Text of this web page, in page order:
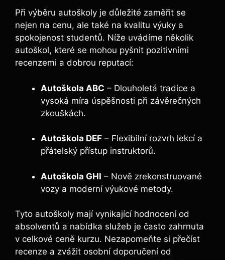
Při výběru autoškoly je důležité zaměřit se
nejen na cenu, ale také na kvalitu výuky a
spokojenost studentů. Níže uvádíme několik
autoškol, které se mohou pyšnit pozitivními
recenzemi a dobrou reputací:
Autoškola ABC – Dlouholetá tradice a
vysoká míra úspěšnosti při závěrečných
zkouškách.
Autoškola DEF – Flexibilní rozvrh lekcí a
přátelský přístup instruktorů.
Autoškola GHI – Nově zrekonstruované
vozy a moderní výukové metody.
Tyto autoškoly mají vynikající hodnocení od
absolventů a nabídka služeb je často zahrnuta
v celkové ceně kurzu. Nezapomeňte si přečíst
recenze a zvážit osobní doporučení od